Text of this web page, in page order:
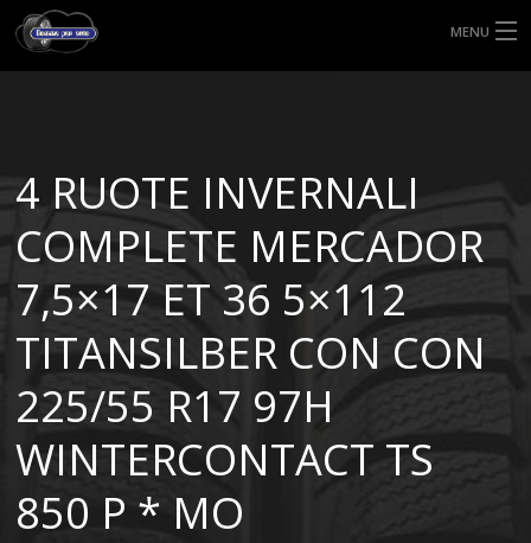
MENU
MISURE GOMME
BLOG
SHOP
4 RUOTE INVERNALI
COMPLETE MERCADOR
7,5×17 ET 36 5×112
TITANSILBER CON CON
225/55 R17 97H
WINTERCONTACT TS
850 P * MO